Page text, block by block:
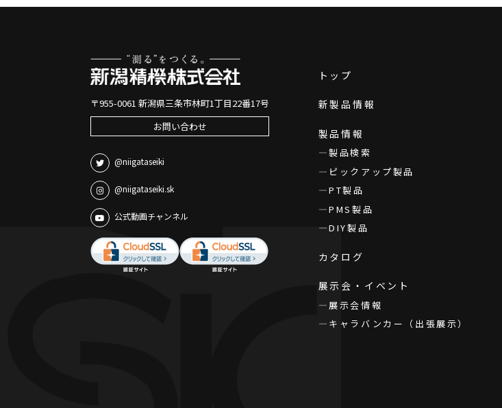
〒955-0061 新潟県三条市林町1丁目22番17号
お問い合わせ
@niigataseiki
@niigataseiki.sk
公式動画チャンネル
トップ
新製品情報
製品情報
製品検索
ピックアップ製品
PT製品
PMS製品
DIY製品
カタログ
展示会・イベント
展示会情報
キャラバンカー（出張展示）